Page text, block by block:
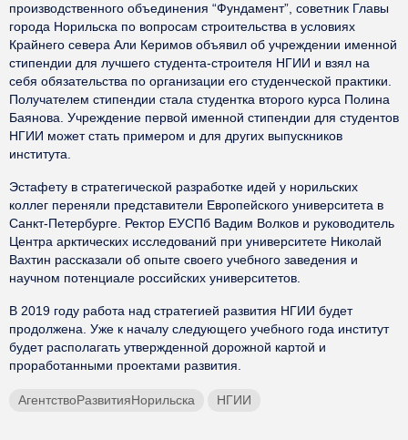
производственного объединения “Фундамент”, советник Главы
города Норильска по вопросам строительства в условиях
Крайнего севера Али Керимов объявил об учреждении именной
стипендии для лучшего студента-строителя НГИИ и взял на
себя обязательства по организации его студенческой практики.
Получателем стипендии стала студентка второго курса Полина
Баянова. Учреждение первой именной стипендии для студентов
НГИИ может стать примером и для других выпускников
института.
Эстафету в стратегической разработке идей у норильских
коллег переняли представители Европейского университета в
Санкт-Петербурге. Ректор ЕУСПб Вадим Волков и руководитель
Центра арктических исследований при университете Николай
Вахтин рассказали об опыте своего учебного заведения и
научном потенциале российских университетов.
В 2019 году работа над стратегией развития НГИИ будет
продолжена. Уже к началу следующего учебного года институт
будет располагать утвержденной дорожной картой и
проработанными проектами развития.
АгентствоРазвитияНорильска НГИИ